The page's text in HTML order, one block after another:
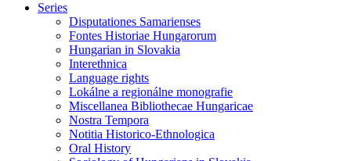
Series
Disputationes Samarienses
Fontes Historiae Hungarorum
Hungarian in Slovakia
Interethnica
Language rights
Lokálne a regionálne monografie
Miscellanea Bibliothecae Hungaricae
Nostra Tempora
Notitia Historico-Ethnologica
Oral History